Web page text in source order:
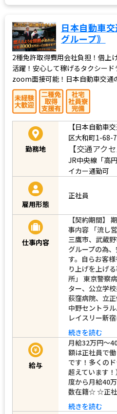
日本自動車
グループ｠
2種免許取得費用会社負担！借上
活躍！安心して稼げるタクシー
zoom面接可能！日本自動車交通
勤務地
【日本自動車
区大和町1-68-7
【交通アクセ
JR中央線「高
イカー通勤可
雇用形態
正社員
仕事内容
【契約期間】
事内容 「流し
三鷹市、武蔵
グループの為
す。自らお客
り上げを上げ
所」 東京警察
ター、公立学
荻窪病院、立正
中野セントラ
レイスリー新
続きを読む
給与
月給32万円～
額は正社員で
です！多くの
超えています
度から月給40
数在籍☆ ☆正
続きを読む